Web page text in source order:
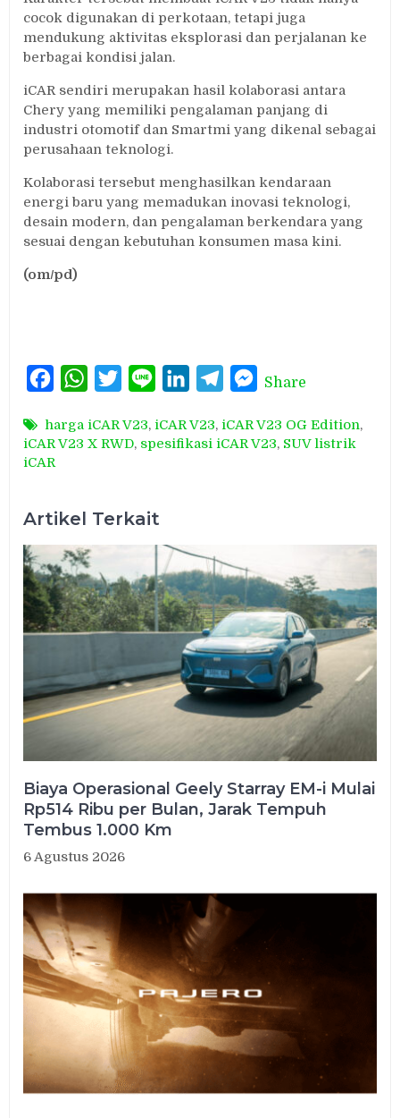
cocok digunakan di perkotaan, tetapi juga
mendukung aktivitas eksplorasi dan perjalanan ke
berbagai kondisi jalan.
iCAR sendiri merupakan hasil kolaborasi antara
Chery yang memiliki pengalaman panjang di
industri otomotif dan Smartmi yang dikenal sebagai
perusahaan teknologi.
Kolaborasi tersebut menghasilkan kendaraan
energi baru yang memadukan inovasi teknologi,
desain modern, dan pengalaman berkendara yang
sesuai dengan kebutuhan konsumen masa kini.
(om/pd)
FacebookWhatsAppTwitterLine LinkedInTelegramMessenger
Share
harga iCAR V23, iCAR V23, iCAR V23 OG Edition,
iCAR V23 X RWD, spesifikasi iCAR V23, SUV listrik
iCAR
Artikel Terkait
Biaya Operasional Geely Starray EM-i Mulai
Rp514 Ribu per Bulan, Jarak Tempuh
Tembus 1.000 Km
6 Agustus 2026